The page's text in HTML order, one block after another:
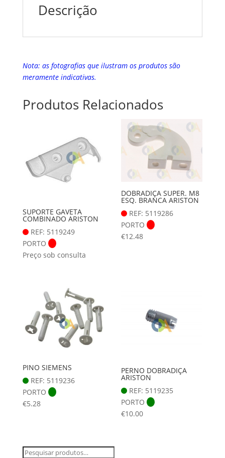
Descrição
Nota: as fotografias que ilustram os produtos são
meramente indicativas.
Produtos Relacionados
SUPORTE GAVETA
COMBINADO ARISTON
REF: 5119249
PORTO
Preço sob consulta
DOBRADIÇA SUPER. M8
ESQ. BRANCA ARISTON
REF: 5119286
PORTO
€12.48
PINO SIEMENS
REF: 5119236
PORTO
€5.28
PERNO DOBRADIÇA
ARISTON
REF: 5119235
PORTO
€10.00